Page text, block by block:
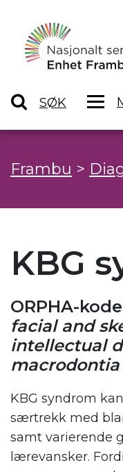
SØK
Frambu >
KBG
ORPHA-
facial and
intellectual
KBG syndrom
særtrekk med
samt varierende
lærevansker.